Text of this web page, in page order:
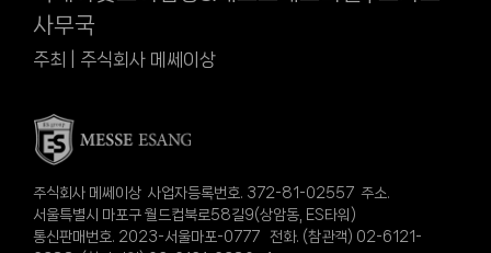
사무국
주최 | 주식회사 메쎄이상
주식회사 메쎄이상 사업자등록번호. 372-81-02557 주소.
서울특별시 마포구 월드컵북로58길9(상암동, ES타워)
통신판매번호. 2023-서울마포-0777 전화. (참관객) 02-6121-